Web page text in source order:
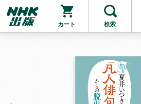
カート 検索
お支払いに進む